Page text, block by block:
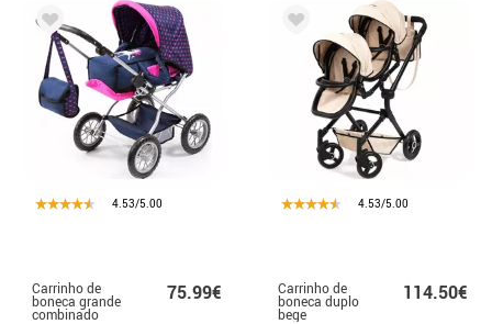
4.53/5.00
Carrinho de
boneca grande
combinado
75.99€
4.53/5.00
Carrinho de
boneca duplo
bege
114.50€